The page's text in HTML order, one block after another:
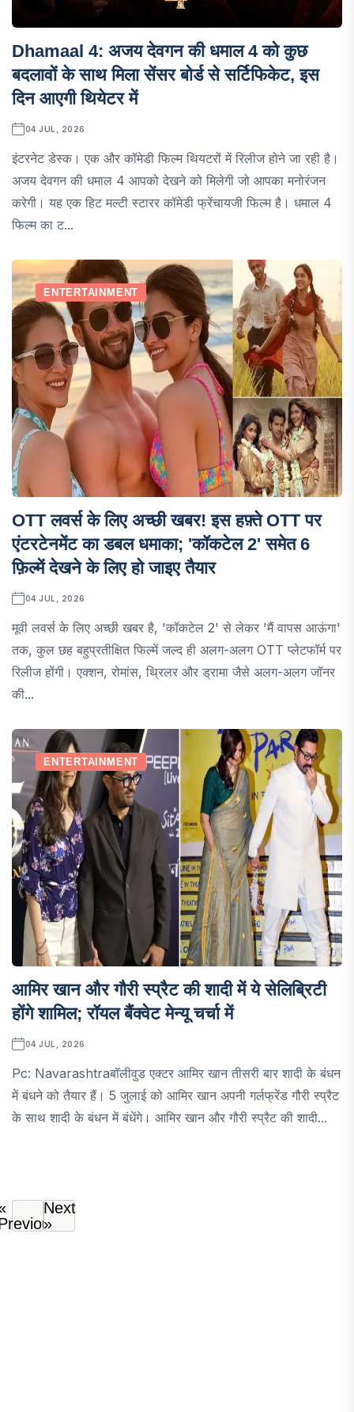
Dhamaal 4: अजय देवगन की धमाल 4 को कुछ
बदलावों के साथ मिला सेंसर बोर्ड से सर्टिफिकेट, इस
दिन आएगी थियेटर में
04 JUL, 2026
इंटरनेट डेस्क। एक और कॉमेडी फिल्म थियटरों में रिलीज होने जा रही है।
अजय देवगन की धमाल 4 आपको देखने को मिलेगी जो आपका मनोरंजन
करेगी। यह एक हिट मल्टी स्टारर कॉमेडी फ्रेंचायजी फिल्म है। धमाल 4
फिल्म का ट...
ENTERTAINMENT
OTT लवर्स के लिए अच्छी खबर! इस हफ़्ते OTT पर
एंटरटेनमेंट का डबल धमाका; 'कॉकटेल 2' समेत 6
फ़िल्में देखने के लिए हो जाइए तैयार
04 JUL, 2026
मूवी लवर्स के लिए अच्छी खबर है, 'कॉकटेल 2' से लेकर 'मैं वापस आऊंगा'
तक, कुल छह बहुप्रतीक्षित फिल्में जल्द ही अलग-अलग OTT प्लेटफॉर्म पर
रिलीज होंगी। एक्शन, रोमांस, थ्रिलर और ड्रामा जैसे अलग-अलग जॉनर
की...
ENTERTAINMENT
आमिर खान और गौरी स्प्रैट की शादी में ये सेलिब्रिटी
होंगे शामिल; रॉयल बैंक्वेट मेन्यू चर्चा में
04 JUL, 2026
Pc: Navarashtraबॉलीवुड एक्टर आमिर खान तीसरी बार शादी के बंधन
में बंधने को तैयार हैं। 5 जुलाई को आमिर खान अपनी गर्लफ्रेंड गौरी स्प्रैट
के साथ शादी के बंधन में बंधेंगे। आमिर खान और गौरी स्प्रैट की शादी...
Next
»